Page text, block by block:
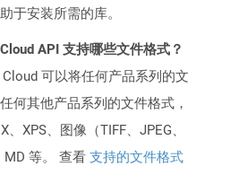
于安装所需的库。
API 支持哪些文件格式？
可以将任何产品系列的文
何其他产品系列的文件格式，
、XPS、图像（TIFF、JPEG、
MD 等。 查看 支持的文件格式